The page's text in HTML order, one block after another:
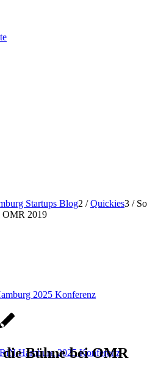
2025 Konferenz
Hamburg 2025 Konferenz
Startups Blog2 / Quickies3 / So
OMR 2019
Bühne bei OMR